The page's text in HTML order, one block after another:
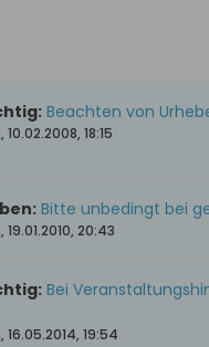
Beachten von
, 10.02.2008, 18:15
Bitte unbedingt bei
, 19.01.2010, 20:43
Bei
, 16.05.2014, 19:54